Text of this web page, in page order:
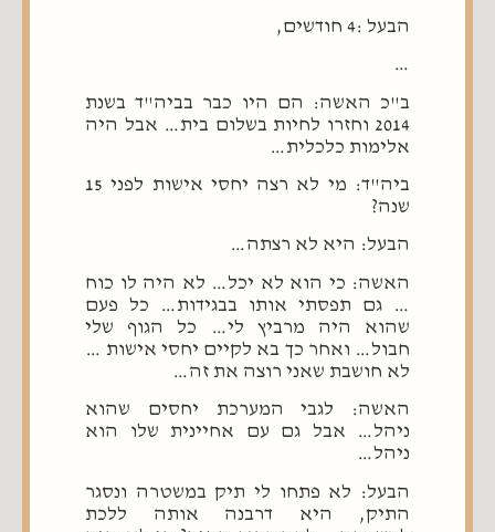
הבעל :4 חודשים,
…
ב"כ האשה: הם היו כבר בביה"ד בשנת
2014 וחזרו לחיות בשלום בית… אבל היה
אלימות כלכלית…
ביה"ד: מי לא רצה יחסי אישות לפני 15
שנה?
הבעל: היא לא רצתה…
האשה: כי הוא לא יכל… לא היה לו כוח
… גם תפסתי אותו בבגידות… כל פעם
שהוא היה מרביץ לי… כל הגוף שלי
חבול… ואחר כך בא לקיים יחסי אישות …
לא חושבת שאני רוצה את זה…
האשה: לגבי המערכת יחסים שהוא
ניהל… אבל גם עם אחיינית שלו הוא
ניהל…
הבעל: לא פתחו לי תיק במשטרה ונסגר
התיק, היא דרבנה אותה ללכת